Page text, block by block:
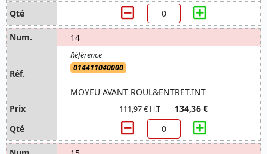
14
014411040000
MOYEU AVANT ROUL&ENTRET.INT
111,97 € H.T 134,36 €